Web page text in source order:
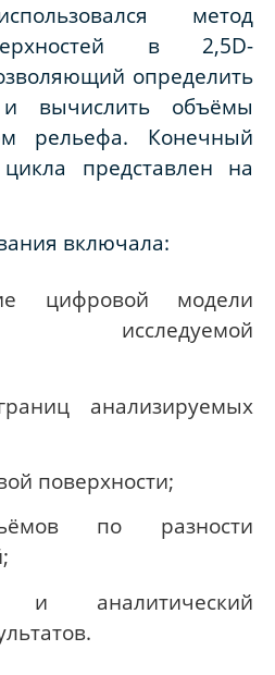
метод
в 2,5D-
определить
и вычислить объёмы
рельефа. Конечный
представлен на
включала:
цифровой модели
исследуемой
анализируемых
поверхности;
по разности
и аналитический